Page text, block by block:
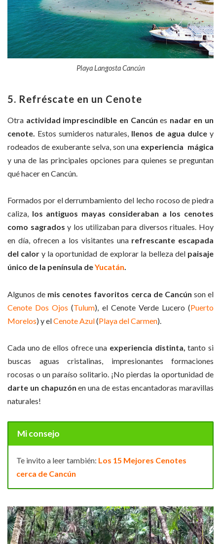
Playa Langosta Cancún
5. Refréscate en un Cenote
Otra actividad imprescindible en Cancún es nadar en un
cenote. Estos sumideros naturales, llenos de agua dulce y
rodeados de exuberante selva, son una experiencia mágica
y una de las principales opciones para quienes se preguntan
qué hacer en Cancún.
Formados por el derrumbamiento del lecho rocoso de piedra
caliza, los antiguos mayas consideraban a los cenotes
como sagrados y los utilizaban para diversos rituales. Hoy
en día, ofrecen a los visitantes una refrescante escapada
del calor y la oportunidad de explorar la belleza del paisaje
único de la península deYucatán.
Algunos de mis cenotes favoritos cerca de Cancún son el
Cenote Dos Ojos (Tulum), el Cenote Verde Lucero (Puerto
Morelos) y elCenote Azul(Playa del Carmen).
Cada uno de ellos ofrece una experiencia distinta, tanto si
buscas aguas cristalinas, impresionantes formaciones
rocosas o un paraíso solitario. ¡No pierdas la oportunidad de
darte un chapuzón en una de estas encantadoras maravillas
naturales!
Mi consejo
Te invito a leer también: Los 15 Mejores Cenotes
cerca de Cancún